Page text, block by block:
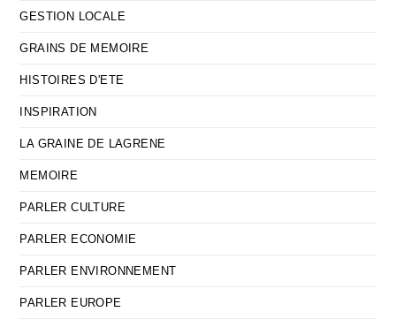
GESTION LOCALE
GRAINS DE MEMOIRE
HISTOIRES D'ETE
INSPIRATION
LA GRAINE DE LAGRENE
MEMOIRE
PARLER CULTURE
PARLER ECONOMIE
PARLER ENVIRONNEMENT
PARLER EUROPE